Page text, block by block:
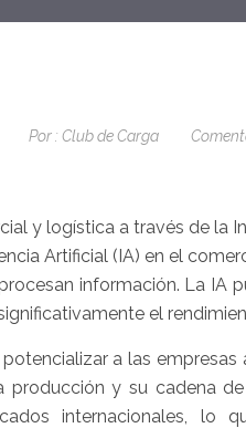
Por : Club de Carga
Artificial (IA) en el
información. La IA
el
a las
producción y su cadena
internacionales, lo